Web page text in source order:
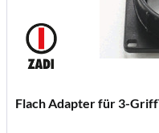
Flach Adapter für 3-